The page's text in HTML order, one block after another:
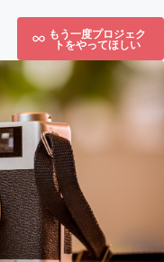
もう一度プロジェク
トをやってほしい